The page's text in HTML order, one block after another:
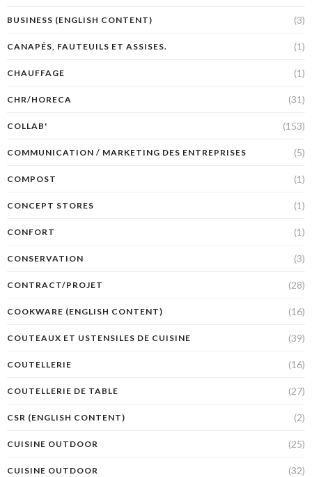
BUSINESS (ENGLISH CONTENT) (3)
CANAPÉS, FAUTEUILS ET ASSISES. (1)
CHAUFFAGE (1)
CHR/HORECA (31)
COLLAB' (153)
COMMUNICATION / MARKETING DES ENTREPRISES (5)
COMPOST (1)
CONCEPT STORES (1)
CONFORT (1)
CONSERVATION (3)
CONTRACT/PROJET (28)
COOKWARE (ENGLISH CONTENT) (16)
COUTEAUX ET USTENSILES DE CUISINE (39)
COUTELLERIE (16)
COUTELLERIE DE TABLE (27)
CSR (ENGLISH CONTENT) (2)
CUISINE OUTDOOR (25)
CUISINE OUTDOOR (32)